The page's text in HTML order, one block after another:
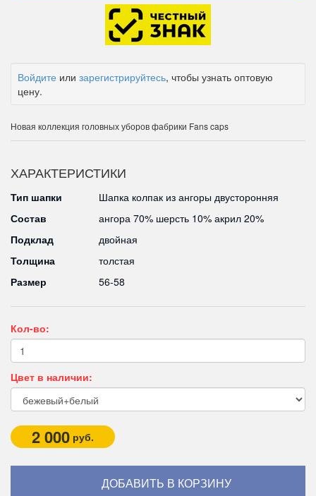
Войдите или зарегистрируйтесь, чтобы узнать оптовую
цену.
Новая коллекция головных уборов фабрики Fans caps
ХАРАКТЕРИСТИКИ
Тип шапки
Шапка колпак из ангоры двусторонняя
Состав
ангора 70% шерсть 10% акрил 20%
Подклад
двойная
Толщина
толстая
Размер
56-58
Кол-во:
Цвет в наличии:
2 000 руб.